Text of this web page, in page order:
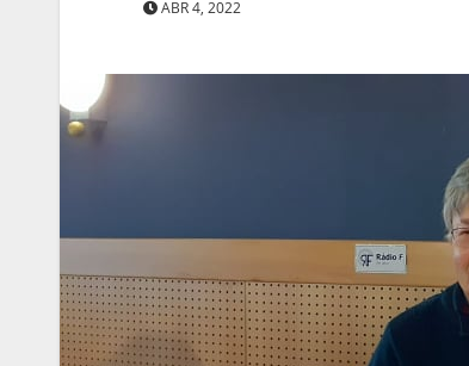
ABR 4, 2022